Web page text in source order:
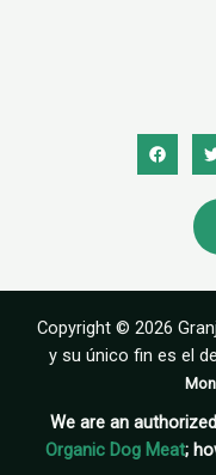
Copyright © 2026
y su único fin es el
We are an
Organic Dog Meat;